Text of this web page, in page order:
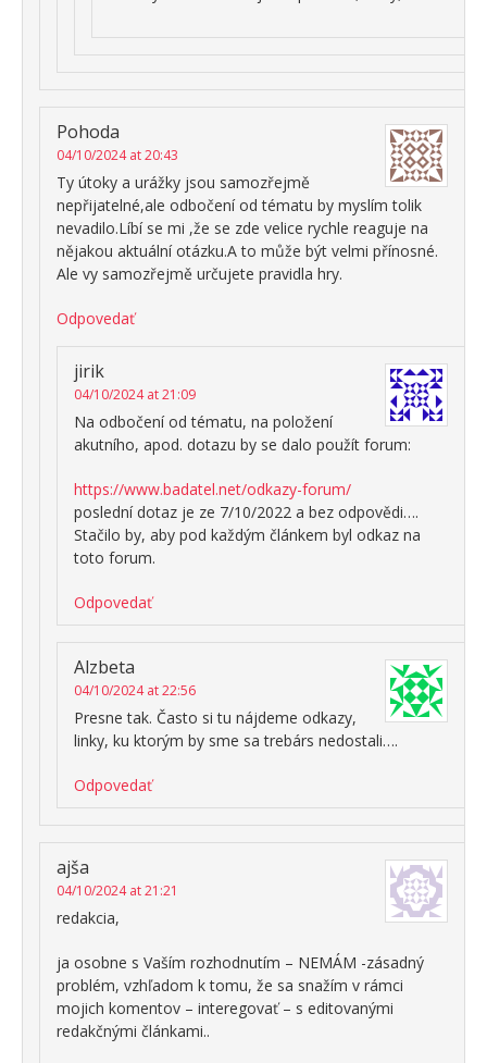
Pohoda
04/10/2024 at 20:43
Ty útoky a urážky jsou samozřejmě
nepřijatelné,ale odbočení od tématu by myslím tolik
nevadilo.Líbí se mi ,že se zde velice rychle reaguje na
nějakou aktuální otázku.A to může být velmi přínosné.
Ale vy samozřejmě určujete pravidla hry.
Odpovedať
jirik
04/10/2024 at 21:09
Na odbočení od tématu, na položení
akutního, apod. dotazu by se dalo použít forum:
https://www.badatel.net/odkazy-forum/
poslední dotaz je ze 7/10/2022 a bez odpovědi….
Stačilo by, aby pod každým článkem byl odkaz na
toto forum.
Odpovedať
Alzbeta
04/10/2024 at 22:56
Presne tak. Často si tu nájdeme odkazy,
linky, ku ktorým by sme sa trebárs nedostali….
Odpovedať
ajša
04/10/2024 at 21:21
redakcia,
ja osobne s Vaším rozhodnutím – NEMÁM -zásadný
problém, vzhľadom k tomu, že sa snažím v rámci
mojich komentov – interegovať – s editovanými
redakčnými článkami..